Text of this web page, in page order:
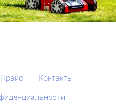
Прайс
Контакты